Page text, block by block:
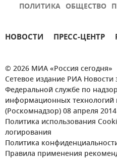
ПОЛИТИКА ОБЩЕСТВО
НОВОСТИ ПРЕСС-ЦЕНТР
© 2026 МИА «Россия сегодня»
Сетевое издание РИА Новости
Федеральной службе по
информационных
(Роскомнадзор) 08 апреля
Политика использования
логирования
Политика
Правила применения